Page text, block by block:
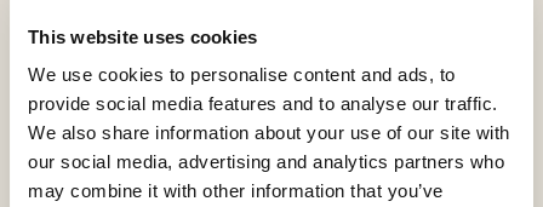
This website uses cookies
We use cookies to personalise content and ads, to
provide social media features and to analyse our traffic.
We also share information about your use of our site with
our social media, advertising and analytics partners who
may combine it with other information that you’ve
科学論文校閲
学術翻訳
ジャーナル推奨